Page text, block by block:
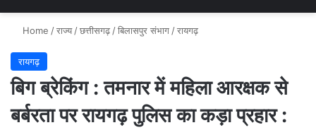
Home /राज्य /छत्तीसगढ़ /बिलासपुर संभाग /रायगढ़
रायगढ़
बिग ब्रेकिंग : तमनार में महिला आरक्षक से
बर्बरता पर रायगढ़ पुलिस का कड़ा प्रहार :